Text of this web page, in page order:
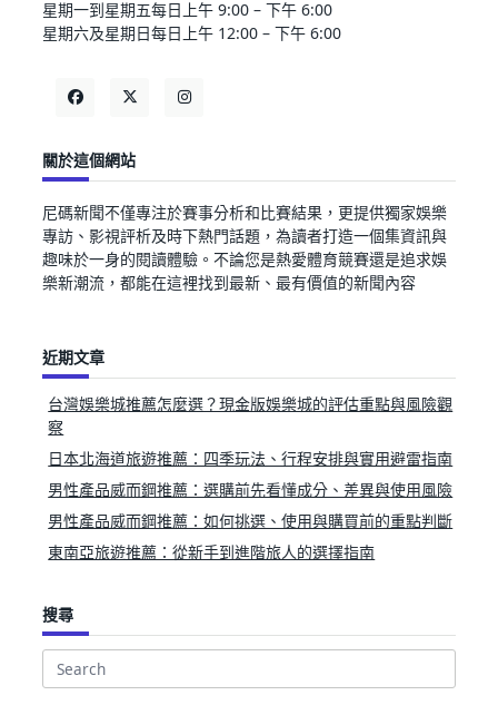
星期一到星期五每日上午 9:00 – 下午 6:00
星期六及星期日每日上午 12:00 – 下午 6:00
關於這個網站
尼碼新聞不僅專注於賽事分析和比賽結果，更提供獨家娛樂
專訪、影視評析及時下熱門話題，為讀者打造一個集資訊與
趣味於一身的閱讀體驗。不論您是熱愛體育競賽還是追求娛
樂新潮流，都能在這裡找到最新、最有價值的新聞內容
近期文章
台灣娛樂城推薦怎麼選？現金版娛樂城的評估重點與風險觀
察
日本北海道旅遊推薦：四季玩法、行程安排與實用避雷指南
男性產品威而鋼推薦：選購前先看懂成分、差異與使用風險
男性產品威而鋼推薦：如何挑選、使用與購買前的重點判斷
東南亞旅遊推薦：從新手到進階旅人的選擇指南
搜尋
Search